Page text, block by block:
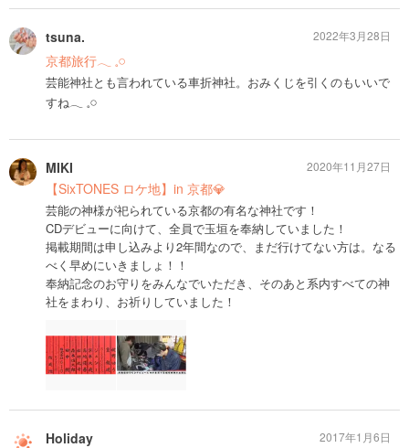
tsuna.
京都旅行‎𓂃 𓈒𓏸
芸能神社とも言われている車折神社。おみくじを引くのもいいで
すね‎𓂃 𓈒𓏸
2022年3月28日
MIKI
【SixTONES ロケ地】in 京都💎
芸能の神様が祀られている京都の有名な神社です！
CDデビューに向けて、全員で玉垣を奉納していました！
掲載期間は申し込みより2年間なので、まだ行けてない方は。なる
べく早めにいきましょ！！
奉納記念のお守りをみんなでいただき、そのあと系内すべての神
社をまわり、お祈りしていました！
2020年11月27日
Holiday 2017年1月6日